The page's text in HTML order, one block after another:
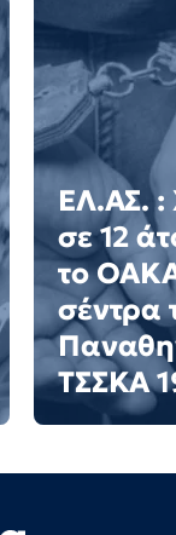
ΕΛ.ΑΣ. :
σε 12
το
σέντρα
ΤΣΣΚΑ